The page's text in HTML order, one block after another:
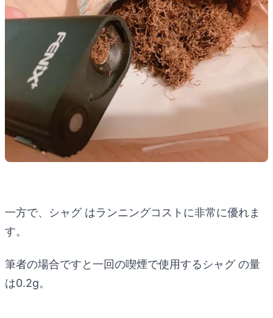
一方で、シャグ はランニングコストに非常に優れま
す。
筆者の場合ですと一回の喫煙で使用するシャグ の量
は0.2g。